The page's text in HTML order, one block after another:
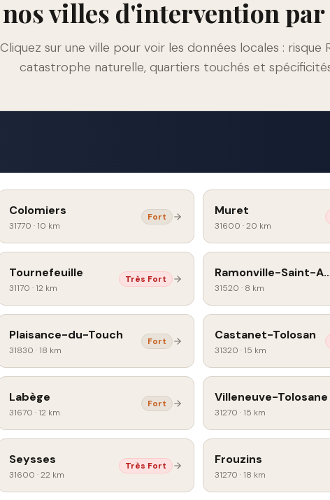
villes d'intervention
Cliquez sur une ville pour voir les données locales : risque
catastrophe naturelle, quartiers touchés et
Colomiers
31770 · 10 km
Fort Muret
31600 ·20 km
Tournefeuille
31170 · 12 km
Très Fort
31520 · 8 km
Plaisance-du-Touch
31830 · 18 km
Fort Castanet-Tolosan
31320 · 15 km
Labège
31670 · 12 km
Fort Villeneuve-Tolosane
31270 · 15 km
Seysses
31600 ·22 km
Très Fort Frouzins
31270 · 18 km